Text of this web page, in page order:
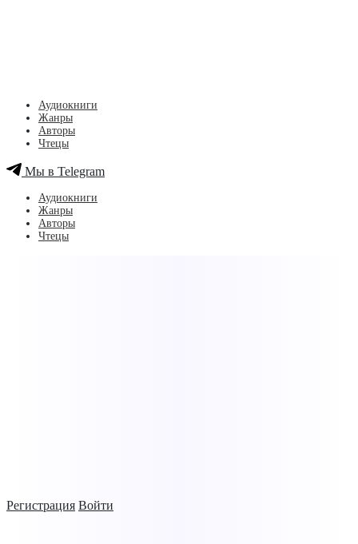
Регистрация Войти
Аудиокниги
Жанры
Авторы
Чтецы
Мы в Telegram
Аудиокниги
Жанры
Авторы
Чтецы